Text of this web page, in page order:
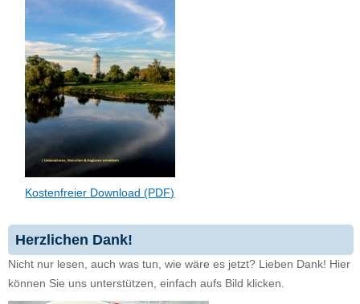
Kostenfreier Download (PDF)
Herzlichen Dank!
Nicht nur lesen, auch was tun, wie wäre es jetzt? Lieben Dank! Hier
können Sie uns unterstützen, einfach aufs Bild klicken.